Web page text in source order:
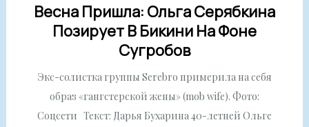
Весна Пришла: Ольга Серябкина
Позирует В Бикини На Фоне
Сугробов
Экс-солистка группы Serebro примерила на себя
образ «гангстерской жены» (mob wife). Фото:
Соцсети Текст: Дарья Бухарина 40-летней Ольге